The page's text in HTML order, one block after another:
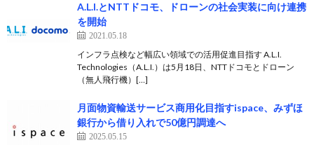
A.L.I.とNTTドコモ、ドローンの社会実装に向け連携
を開始
2021.05.18
インフラ点検など幅広い領域での活用促進目指す A.L.I.
Technologies（A.L.I.）は5月18日、NTTドコモとドローン
（無人飛行機）[…]
月面物資輸送サービス商用化目指すispace、みずほ
銀行から借り入れで50億円調達へ
2025.05.15